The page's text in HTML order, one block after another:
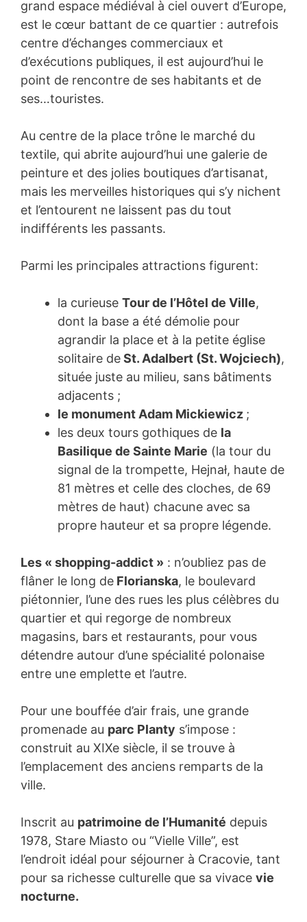
grand espace médiéval à ciel ouvert d’Europe,
est le cœur battant de ce quartier : autrefois
centre d’échanges commerciaux et
d’exécutions publiques, il est aujourd’hui le
point de rencontre de ses habitants et de
ses…touristes.
Au centre de la place trône le marché du
textile, qui abrite aujourd’hui une galerie de
peinture et des jolies boutiques d’artisanat,
mais les merveilles historiques qui s’y nichent
et l’entourent ne laissent pas du tout
indifférents les passants.
Parmi les principales attractions figurent:
la curieuse Tour de l’Hôtel de Ville,
dont la base a été démolie pour
agrandir la place et à la petite église
solitaire deSt. Adalbert (St. Wojciech),
située juste au milieu, sans bâtiments
adjacents ;
le monument Adam Mickiewicz ;
les deux tours gothiques de la
Basilique de Sainte Marie (la tour du
signal de la trompette, Hejnał, haute de
81 mètres et celle des cloches, de 69
mètres de haut) chacune avec sa
propre hauteur et sa propre légende.
Les « shopping-addict » : n’oubliez pas de
flâner le long de Florianska, le boulevard
piétonnier, l’une des rues les plus célèbres du
quartier et qui regorge de nombreux
magasins, bars et restaurants, pour vous
détendre autour d’une spécialité polonaise
entre une emplette et l’autre.
Pour une bouffée d’air frais, une grande
promenade au parc Planty s’impose :
construit au XIXe siècle, il se trouve à
l’emplacement des anciens remparts de la
ville.
Inscrit au patrimoine de l’Humanité depuis
1978, Stare Miasto ou “Vielle Ville”, est
l’endroit idéal pour séjourner à Cracovie, tant
pour sa richesse culturelle que sa vivace vie
nocturne.